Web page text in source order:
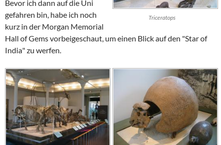
Triceratops
Bevor ich dann auf die Uni
gefahren bin, habe ich noch
kurz in der Morgan Memorial
Hall of Gemsvorbeigeschaut, um einen Blick auf den "Star of
India" zu werfen.